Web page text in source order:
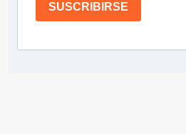
SUSCRIBIRSE